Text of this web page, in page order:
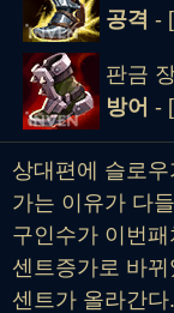
공격 -
판금
방어 -
상대편에 슬로
가는 이유가 다
구인수가 이번
센트증가로 바
센트가 올라간